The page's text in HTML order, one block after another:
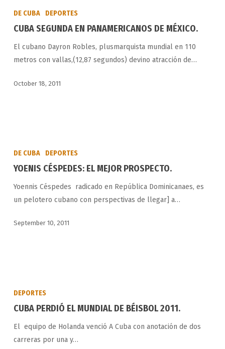
SEGUNDA
DE
MÉXICO.
DE CUBA DEPORTES
CUBA SEGUNDA EN PANAMERICANOS DE MÉXICO.
El cubano Dayron Robles, plusmarquista mundial en 110
metros con vallas,(12,87 segundos) devino atracción de…
October 18, 2011
MEJOR
PROSPECTO.
DE CUBA DEPORTES
YOENIS CÉSPEDES: EL MEJOR PROSPECTO.
Yoennis Céspedes radicado en República Dominicanaes, es
un pelotero cubano con perspectivas de llegar] a…
September 10, 2011
MUNDIAL
DE
BÉISBOL
DEPORTES
CUBA PERDIÓ EL MUNDIAL DE BÉISBOL 2011.
El equipo de Holanda venció A Cuba con anotación de dos
carreras por una y…